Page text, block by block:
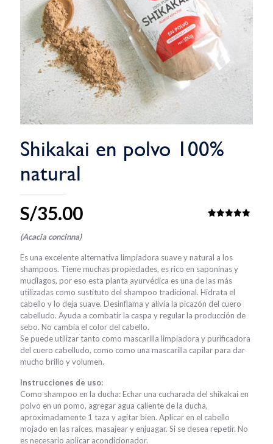
Shikakai en polvo 100%
natural
valoración
cliente
S/35.00
(Acacia concinna)
Es una excelente alternativa limpiadora suave y natural a los
shampoos. Tiene muchas propiedades, es rico en saponinas y
mucílagos, por eso esta planta ayurvédica es una de las más
utilizadas como sustituto del shampoo tradicional. Hidrata el
cabello y lo deja suave. Desinflama y alivia la picazón del cuero
cabelludo. Ayuda a combatir la caspa y regular la producción de
sebo. No cambia el color del cabello.
Se puede utilizar tanto como mascarilla limpiadora y purificadora
del cuero cabelludo, como como una mascarilla capilar para dar
mucho brillo y volumen.
Instrucciones de uso:
Como shampoo en la ducha: Echar una cucharada del shikakai en
polvo en un pomo, agregar agua caliente de la ducha,
aproximadamente 1 taza y agitar bien. Aplicar en el cabello
mojado en las raíces, masajear y enjuagar. Si se desea repetir. No
es necesario aplicar acondicionador.